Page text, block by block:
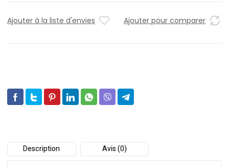
Ajouter à la liste d'envies Ajouter pour comparer
Description Avis (0)